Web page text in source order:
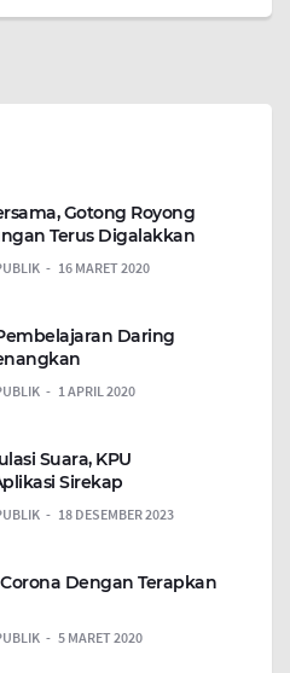
Gotong Royong
Terus Digalakkan
16 MARET 2020
Daring
1 APRIL 2020
Suara, KPU
Sirekap
18 DESEMBER 2023
Dengan Terapkan
5 MARET 2020